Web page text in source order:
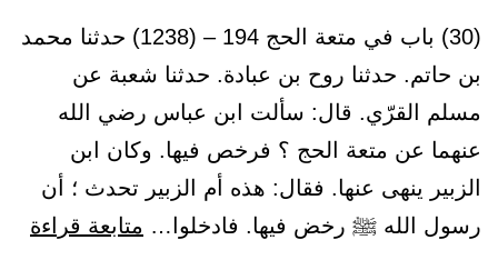
(30) باب في متعة الحج 194 – (1238) حدثنا محمد
بن حاتم. حدثنا روح بن عبادة. حدثنا شعبة عن
مسلم القرّي. قال: سألت ابن عباس رضي الله
عنهما عن متعة الحج ؟ فرخص فيها. وكان ابن
الزبير ينهى عنها. فقال: هذه أم الزبير تحدث ؛ أن
رسول الله ﷺ رخض فيها. فادخلوا… متابعة قراءة